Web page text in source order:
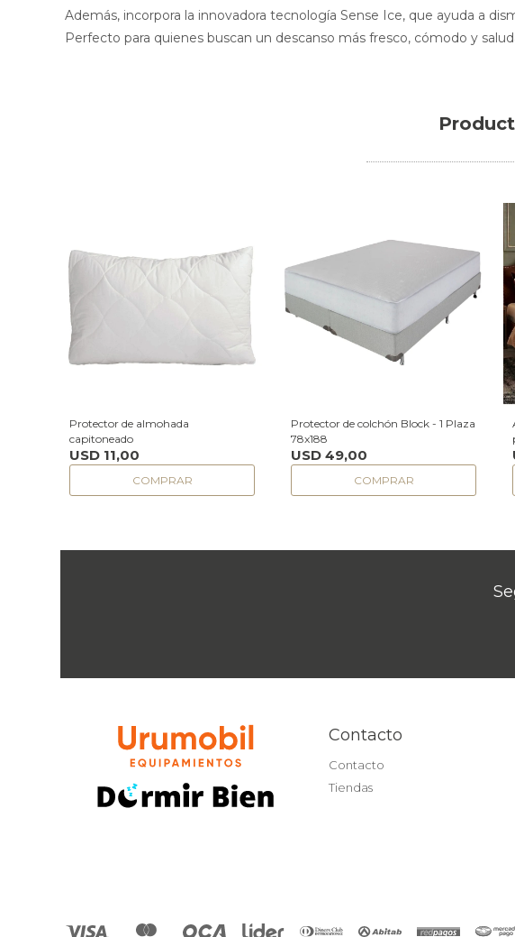
Además, incorpora la innovadora tecnología Sense Ice, que ayuda a
Perfecto para quienes buscan un descanso más fresco, cómodo y
Protector de almohada
capitoneado
USD 11,00
Protector de colchón Block - 1 Plaza
78x188
USD 49,00
Contacto
Contacto
Tiendas